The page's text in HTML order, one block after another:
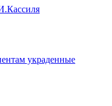
украденные